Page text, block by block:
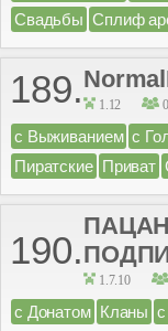
Свадьбы Сплиф
189. 1.12
с Выживанием с
Пиратские Приват
190.
1.7.10
с Донатом Кланы